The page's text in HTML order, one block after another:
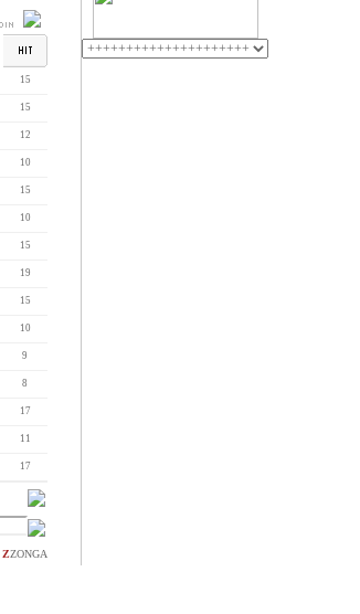
15
15
12
10
15
10
15
19
15
10
9
8
17
11
17
ZZONGA